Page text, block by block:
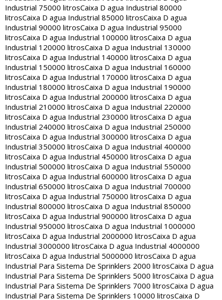
Industrial 75000 litrosCaixa D agua Industrial 80000
litrosCaixa D agua Industrial 85000 litrosCaixa D agua
Industrial 90000 litrosCaixa D agua Industrial 95000
litrosCaixa D agua Industrial 100000 litrosCaixa D agua
Industrial 120000 litrosCaixa D agua Industrial 130000
litrosCaixa D agua Industrial 140000 litrosCaixa D agua
Industrial 150000 litrosCaixa D agua Industrial 160000
litrosCaixa D agua Industrial 170000 litrosCaixa D agua
Industrial 180000 litrosCaixa D agua Industrial 190000
litrosCaixa D agua Industrial 200000 litrosCaixa D agua
Industrial 210000 litrosCaixa D agua Industrial 220000
litrosCaixa D agua Industrial 230000 litrosCaixa D agua
Industrial 240000 litrosCaixa D agua Industrial 250000
litrosCaixa D agua Industrial 300000 litrosCaixa D agua
Industrial 350000 litrosCaixa D agua Industrial 400000
litrosCaixa D agua Industrial 450000 litrosCaixa D agua
Industrial 500000 litrosCaixa D agua Industrial 550000
litrosCaixa D agua Industrial 600000 litrosCaixa D agua
Industrial 650000 litrosCaixa D agua Industrial 700000
litrosCaixa D agua Industrial 750000 litrosCaixa D agua
Industrial 800000 litrosCaixa D agua Industrial 850000
litrosCaixa D agua Industrial 900000 litrosCaixa D agua
Industrial 950000 litrosCaixa D agua Industrial 1000000
litrosCaixa D agua Industrial 2000000 litrosCaixa D agua
Industrial 3000000 litrosCaixa D agua Industrial 4000000
litrosCaixa D agua Industrial 5000000 litrosCaixa D agua
Industrial Para Sistema De Sprinklers 2000 litrosCaixa D agua
Industrial Para Sistema De Sprinklers 5000 litrosCaixa D agua
Industrial Para Sistema De Sprinklers 7000 litrosCaixa D agua
Industrial Para Sistema De Sprinklers 10000 litrosCaixa D